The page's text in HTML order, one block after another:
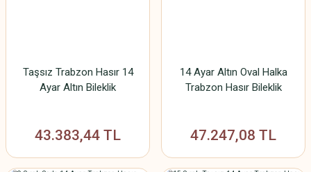
Taşsız Trabzon Hasır 14
Ayar Altın Bileklik
43.383,44 TL
14 Ayar Altın Oval Halka
Trabzon Hasır Bileklik
47.247,08 TL